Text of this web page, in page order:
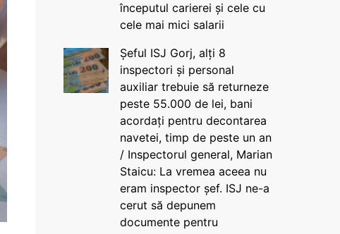
începutul carierei și cele cu
cele mai mici salarii
Șeful ISJ Gorj, alți 8
inspectori și personal
auxiliar trebuie să returneze
peste 55.000 de lei, bani
acordați pentru decontarea
navetei, timp de peste un an
/ Inspectorul general, Marian
Staicu: La vremea aceea nu
eram inspector șef. ISJ ne-a
cerut să depunem
documente pentru